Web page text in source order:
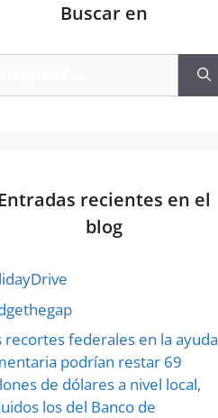
Buscar en
recientes en el
blog
recortes federales en la ayuda
podrían restar 69
de dólares a nivel local,
los del Banco de